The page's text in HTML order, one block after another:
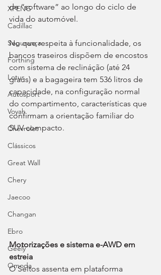
XPENG
Cadillac
Segurança
Forthing
Lotus
Autosport
Voyah
Chevrolet
Clássicos
Great Wall
Chery
Jaecoo
Changan
Ebro
Geely
Omoda
de “software” ao longo do ciclo de
vida do automóvel.
No que respeita à funcionalidade, os
bancos traseiros dispõem de encostos
com sistema de reclináção (até 24
graus) e a bagageira tem 536 litros de
capacidade, na configuração normal
do compartimento, características que
confirmam a orientação familiar do
SUV compacto.
Motorizações e sistema e-AWD em
estreia
O Seltos assenta em plataforma